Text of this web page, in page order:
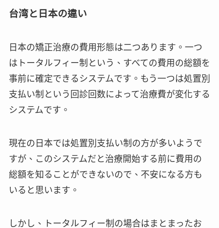
台湾と日本の違い
日本の矯正治療の費用形態は二つあります。一つ
はトータルフィー制という、すべての費用の総額を
事前に確定できるシステムです。もう一つは処置別
支払い制という回診回数によって治療費が変化する
システムです。
現在の日本では処置別支払い制の方が多いようで
すが、このシステムだと治療開始する前に費用の
総額を知ることができないので、不安になる方も
いると思います。
しかし、トータルフィー制の場合はまとまったお